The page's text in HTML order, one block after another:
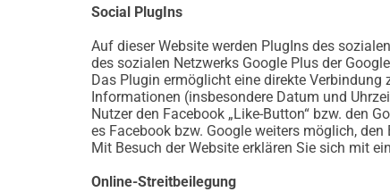
Social PlugIns
Auf dieser Website werden PlugIns des
des sozialen Netzwerks Google Plus der
Das Plugin ermöglicht eine direkte Verbindung
Informationen (insbesondere Datum und
Nutzer den Facebook „Like-Button“ bzw. den
es Facebook bzw. Google weiters möglich,
Mit Besuch der Website erklären Sie sich mit
Online-Streitbeilegung